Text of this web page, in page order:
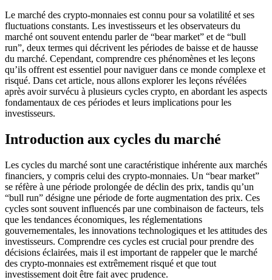
Le marché des crypto-monnaies est connu pour sa volatilité et ses
fluctuations constants. Les investisseurs et les observateurs du
marché ont souvent entendu parler de “bear market” et de “bull
run”, deux termes qui décrivent les périodes de baisse et de hausse
du marché. Cependant, comprendre ces phénomènes et les leçons
qu’ils offrent est essentiel pour naviguer dans ce monde complexe et
risqué. Dans cet article, nous allons explorer les leçons révélées
après avoir survécu à plusieurs cycles crypto, en abordant les aspects
fondamentaux de ces périodes et leurs implications pour les
investisseurs.
Introduction aux cycles du marché
Les cycles du marché sont une caractéristique inhérente aux marchés
financiers, y compris celui des crypto-monnaies. Un “bear market”
se réfère à une période prolongée de déclin des prix, tandis qu’un
“bull run” désigne une période de forte augmentation des prix. Ces
cycles sont souvent influencés par une combinaison de facteurs, tels
que les tendances économiques, les réglementations
gouvernementales, les innovations technologiques et les attitudes des
investisseurs. Comprendre ces cycles est crucial pour prendre des
décisions éclairées, mais il est important de rappeler que le marché
des crypto-monnaies est extrêmement risqué et que tout
investissement doit être fait avec prudence.